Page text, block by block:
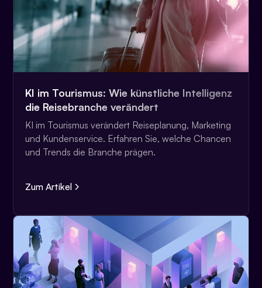
KI im Tourismus: Wie künstliche Intelligenz
die Reisebranche verändert
KI im Tourismus verändert Reiseplanung, Marketing
und Kundenservice. Erfahren Sie, welche Chancen
und Trends die Branche prägen.
Zum Artikel